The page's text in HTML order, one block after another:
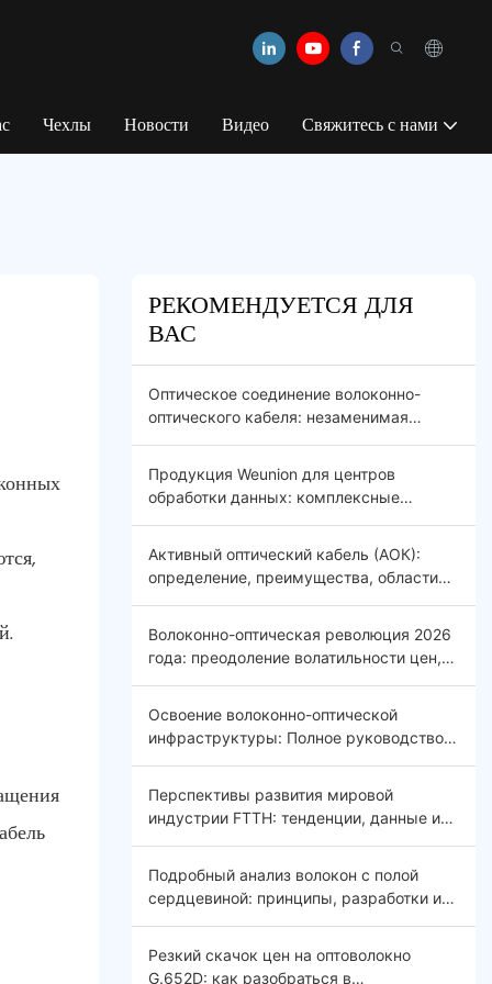
Чехлы Новости Видео Свяжитесь с нами
РЕКОМЕНДУЕТСЯ ДЛЯ
ВАС
Оптическое соединение волоконно-
оптического кабеля: незаменимая
5G.
Продукция Weunion для центров
обработки данных: комплексные
масштабируемой инфраструктуры.
Активный оптический кабель (АОК):
определение, преимущества, области
Волоконно-оптическая революция 2026
года: преодоление волатильности цен,
Освоение волоконно-оптической
инфраструктуры: Полное руководство
Перспективы развития мировой
индустрии FTTH: тенденции, данные и
Подробный анализ волокон с полой
сердцевиной: принципы, разработки и
Резкий скачок цен на оптоволокно
G.652D: как разобраться в